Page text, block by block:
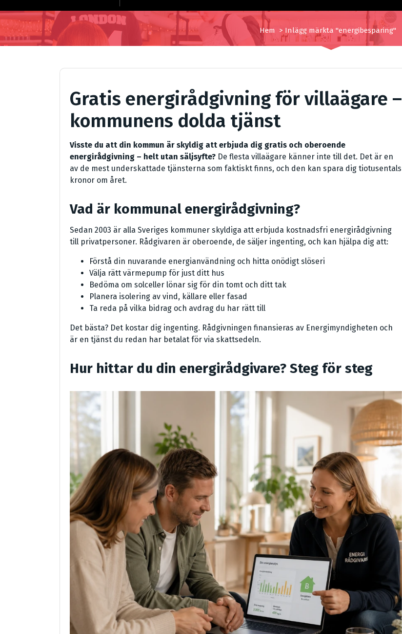
Hem > Inlägg märkta "energibesparing"
Gratis energirådgivning för villaägare –
kommunens dolda tjänst
Visste du att din kommun är skyldig att erbjuda dig gratis och oberoende
energirådgivning – helt utan säljsyfte? De flesta villaägare känner inte till det. Det är en
av de mest underskattade tjänsterna som faktiskt finns, och den kan spara dig tiotusentals
kronor om året.
Vad är kommunal energirådgivning?
Sedan 2003 är alla Sveriges kommuner skyldiga att erbjuda kostnadsfri energirådgivning
till privatpersoner. Rådgivaren är oberoende, de säljer ingenting, och kan hjälpa dig att:
Förstå din nuvarande energianvändning och hitta onödigt slöseri
Välja rätt värmepump för just ditt hus
Bedöma om solceller lönar sig för din tomt och ditt tak
Planera isolering av vind, källare eller fasad
Ta reda på vilka bidrag och avdrag du har rätt till
Det bästa? Det kostar dig ingenting. Rådgivningen finansieras av Energimyndigheten och
är en tjänst du redan har betalat för via skattsedeln.
Hur hittar du din energirådgivare? Steg för steg